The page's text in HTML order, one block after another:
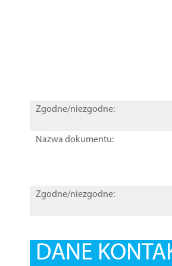
Zgodne/niezgodne:
Nazwa dokumentu:
Zgodne/niezgodne:
DANE